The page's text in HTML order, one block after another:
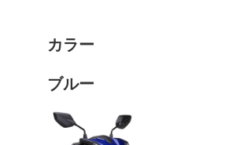
カラー
ブルー